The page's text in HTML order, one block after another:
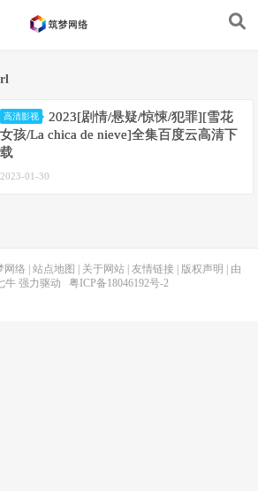
高清影视
2023[剧情/悬疑/惊悚/犯罪][雪花
女孩/La chica de nieve]全集百度云高清下
载
2023-01-30
网络 站点地图 关于网站 友情链接 版权声明
| 由
牛强力驱动 粤ICP备18046192号-2